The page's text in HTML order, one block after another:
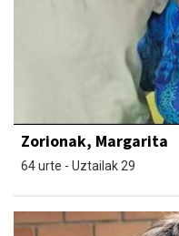
Zorionak, Margarita
64 urte - Uztailak 29